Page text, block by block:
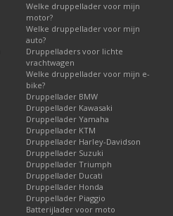
Welke druppellader voor mijn
motor?
Welke druppellader voor mijn
auto?
Druppelladers voor lichte
vrachtwagen
Welke druppellader voor mijn e-
bike?
Druppellader BMW
Druppellader Kawasaki
Druppellader Yamaha
Druppellader KTM
Druppellader Harley-Davidson
Druppellader Suzuki
Druppellader Triumph
Druppellader Ducati
Druppellader Honda
Druppellader Piaggio
Batterijlader voor moto